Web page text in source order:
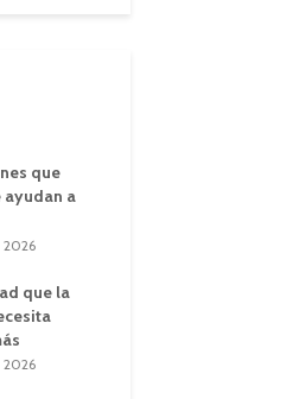
que
ayudan a
2026
que la
2026